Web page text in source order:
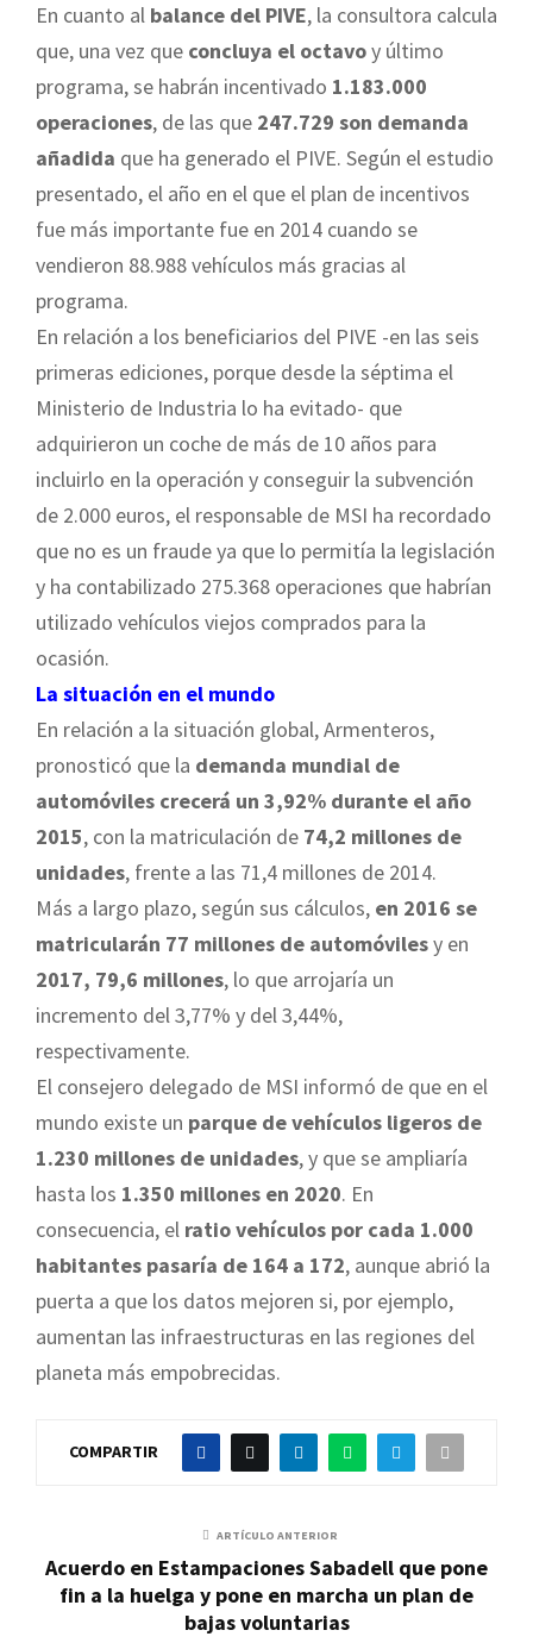
En cuanto al balance del PIVE, la consultora calcula
que, una vez que concluya el octavoy último
programa, se habrán incentivado 1.183.000
operaciones, de las que 247.729 son demanda
añadida que ha generado el PIVE. Según el estudio
presentado, el año en el que el plan de incentivos
fue más importante fue en 2014 cuando se
vendieron 88.988 vehículos más gracias al
programa.
En relación a los beneficiarios del PIVE -en las seis
primeras ediciones, porque desde la séptima el
Ministerio de Industria lo ha evitado- que
adquirieron un coche de más de 10 años para
incluirlo en la operación y conseguir la subvención
de 2.000 euros, el responsable de MSI ha recordado
que no es un fraude ya que lo permitía la legislación
y ha contabilizado 275.368 operaciones que habrían
utilizado vehículos viejos comprados para la
ocasión.
La situación en el mundo
En relación a la situación global, Armenteros,
pronosticó que la demanda mundial de
automóviles crecerá un 3,92% durante el año
2015, con la matriculación de 74,2 millones de
unidades, frente a las 71,4 millones de 2014.
Más a largo plazo, según sus cálculos, en 2016 se
matricularán 77 millones de automóvilesy en
2017, 79,6 millones, lo que arrojaría un
incremento del 3,77% y del 3,44%,
respectivamente.
El consejero delegado de MSI informó de que en el
mundo existe un parque de vehículos ligeros de
1.230 millones de unidades, y que se ampliaría
hasta los 1.350 millones en 2020. En
consecuencia, el ratio vehículos por cada 1.000
habitantes pasaría de 164 a 172, aunque abrió la
puerta a que los datos mejoren si, por ejemplo,
aumentan las infraestructuras en las regiones del
planeta más empobrecidas.
COMPARTIR
ARTÍCULO ANTERIOR
Acuerdo en Estampaciones Sabadell que pone
fin a la huelga y pone en marcha un plan de
bajas voluntarias